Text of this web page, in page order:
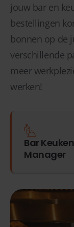
jouw bar en
bestellingen
bonnen op de
verschillende
meer
werken!
Bar Keuken
Manager